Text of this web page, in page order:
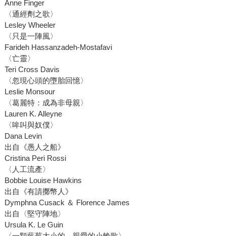
Anne Finger
〈通經劑之歌〉
Lesley Wheeler
〈只是一陣風〉
Farideh Hassanzadeh-Mostafavi
〈亡靈〉
Teri Cross Davis
〈忽現心頭的墮胎回憶〉
Leslie Monsour
〈葛麗特：成為非母親〉
Lauren K. Alleyne
〈哞叫與奴僕〉
Dana Levin
出自《愚人之船》
Cristina Peri Rossi
〈人工流產〉
Bobbie Louise Hawkins
出自《有請擲幣人》
Dymphna Cusack ＆ Florence James
出自〈堅守陣地〉
Ursula K. Le Guin